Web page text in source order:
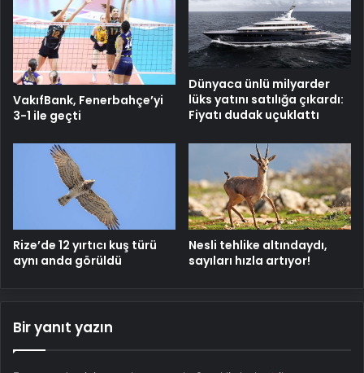
VakıfBank, Fenerbahçe’yi
3-1 ile geçti
Dünyaca ünlü milyarder
lüks yatını satılığa çıkardı:
Fiyatı dudak uçuklattı
Rize’de 12 yırtıcı kuş türü
aynı anda görüldü
Nesli tehlike altındaydı,
sayıları hızla artıyor!
Bir yanıt yazın